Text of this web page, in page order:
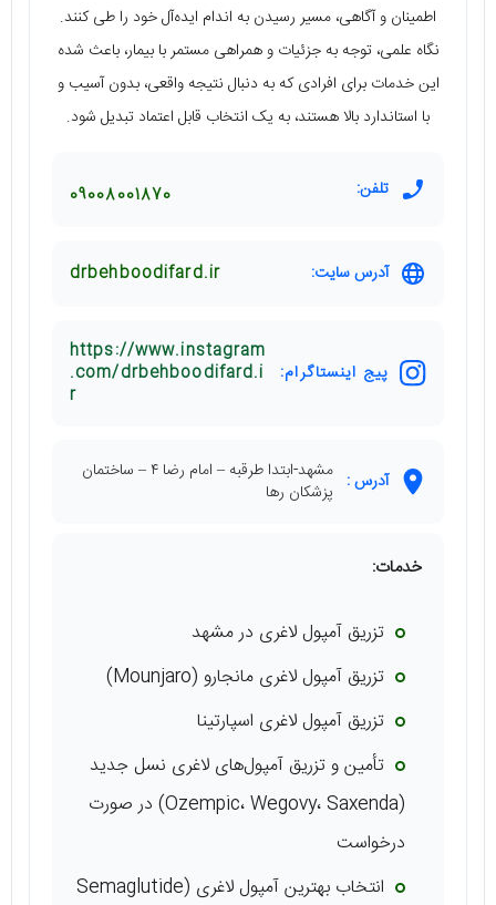
اطمینان و آگاهی، مسیر رسیدن به اندام ایده‌آل خود را طی کنند.
نگاه علمی، توجه به جزئیات و همراهی مستمر با بیمار، باعث شده
این خدمات برای افرادی که به دنبال نتیجه واقعی، بدون آسیب و
با استاندارد بالا هستند، به یک انتخاب قابل اعتماد تبدیل شود.
تلفن: 09008001870
آدرس سایت: drbehboodifard.ir
پیج اینستاگرام:
https://www.instagram
.com/drbehboodifard.i
r
آدرس :
مشهد-ابتدا طرقبه – امام رضا ۴ – ساختمان
پزشکان رها
خدمات:
تزریق آمپول لاغری در مشهد
تزریق آمپول لاغری مانجارو (Mounjaro)
تزریق آمپول لاغری اسپارتینا
تأمین و تزریق آمپول‌های لاغری نسل جدید
(Ozempic، Wegovy، Saxenda) در صورت
درخواست
انتخاب بهترین آمپول لاغری (Semaglutide